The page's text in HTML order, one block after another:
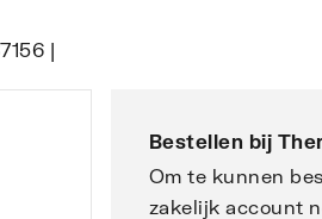
|
Bestellen bij
Om te kunnen
zakelijk account